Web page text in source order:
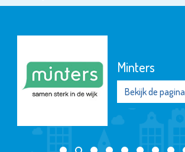
Minters
Bekijk de pagina